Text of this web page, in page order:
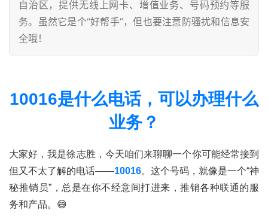
自治区，提供无线上网卡、增值业务、号码预约等服
务。虽然它是个“好帮手”，但也要注意防骚扰和信息安
全哦！
10016是什么电话，可以办理什么
业务？
大家好，我是徐志胜，今天咱们来聊聊一个你可能经常接到
但又不太了解的电话——10016。这个号码，就像是一个“神
秘推销员”，总是在你不经意间打进来，推销各种联通的服
务和产品。😅